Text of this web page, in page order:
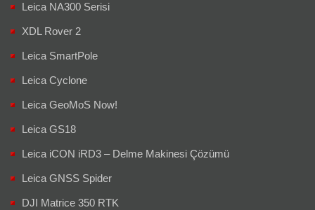
Leica NA300 Serisi
XDL Rover 2
Leica SmartPole
Leica Cyclone
Leica GeoMoS Now!
Leica GS18
Leica iCON iRD3 – Delme Makinesi Çözümü
Leica GNSS Spider
DJI Matrice 350 RTK